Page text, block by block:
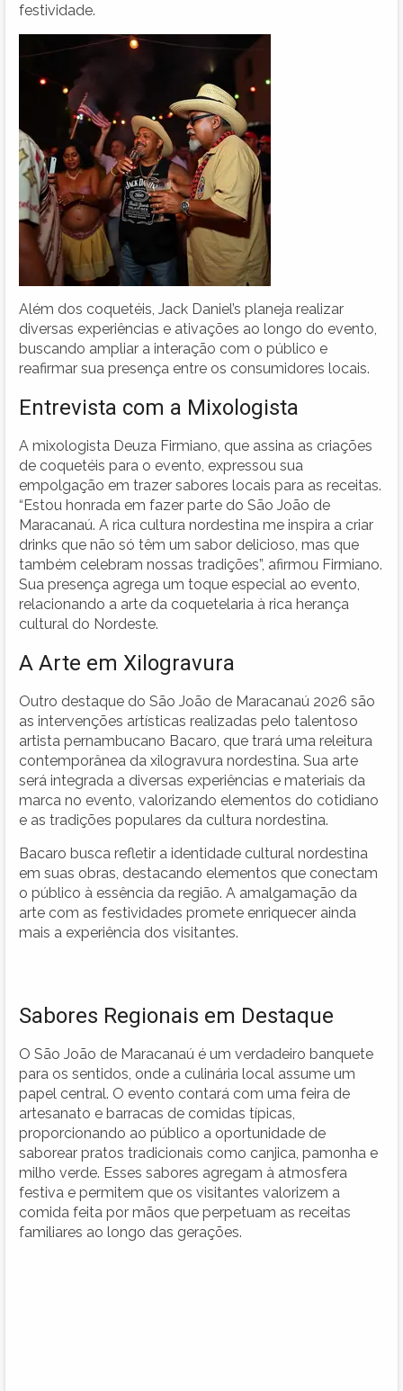
festividade.
Além dos coquetéis, Jack Daniel’s planeja realizar
diversas experiências e ativações ao longo do evento,
buscando ampliar a interação com o público e
reafirmar sua presença entre os consumidores locais.
Entrevista com a Mixologista
A mixologista Deuza Firmiano, que assina as criações
de coquetéis para o evento, expressou sua
empolgação em trazer sabores locais para as receitas.
“Estou honrada em fazer parte do São João de
Maracanaú. A rica cultura nordestina me inspira a criar
drinks que não só têm um sabor delicioso, mas que
também celebram nossas tradições”, afirmou Firmiano.
Sua presença agrega um toque especial ao evento,
relacionando a arte da coquetelaria à rica herança
cultural do Nordeste.
A Arte em Xilogravura
Outro destaque do São João de Maracanaú 2026 são
as intervenções artísticas realizadas pelo talentoso
artista pernambucano Bacaro, que trará uma releitura
contemporânea da xilogravura nordestina. Sua arte
será integrada a diversas experiências e materiais da
marca no evento, valorizando elementos do cotidiano
e as tradições populares da cultura nordestina.
Bacaro busca refletir a identidade cultural nordestina
em suas obras, destacando elementos que conectam
o público à essência da região. A amalgamação da
arte com as festividades promete enriquecer ainda
mais a experiência dos visitantes.
Sabores Regionais em Destaque
O São João de Maracanaú é um verdadeiro banquete
para os sentidos, onde a culinária local assume um
papel central. O evento contará com uma feira de
artesanato e barracas de comidas típicas,
proporcionando ao público a oportunidade de
saborear pratos tradicionais como canjica, pamonha e
milho verde. Esses sabores agregam à atmosfera
festiva e permitem que os visitantes valorizem a
comida feita por mãos que perpetuam as receitas
familiares ao longo das gerações.